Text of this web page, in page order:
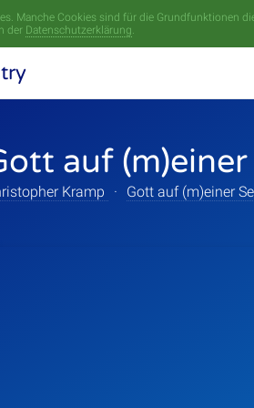
Manche Cookies sind für die Grundfunktionen
der Datenschutzerklärung.
auf
Kramp · Gott auf (m)einer